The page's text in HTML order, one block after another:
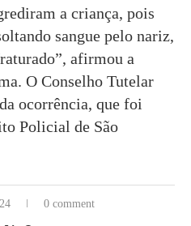
a criança, pois
sangue pelo nariz,
afirmou a
O Conselho Tutelar
ocorrência, que foi
Policial de São
0 comment